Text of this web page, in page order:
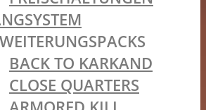
BACK TO KARKAND
CLOSE QUARTERS